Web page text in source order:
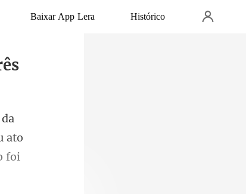
Baixar App Lera Histórico
ato